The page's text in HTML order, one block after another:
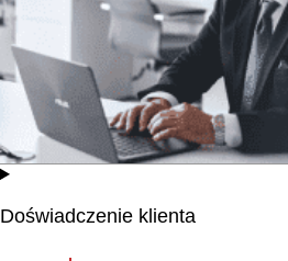
Doświadczenie klienta